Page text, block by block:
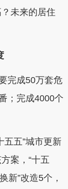
未来的居住
完成50万套危
；完成4000个
五”城市更新
案，“十五
新”改造5个，